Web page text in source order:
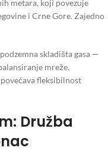
metara, koji povezuje
i Crne Gore. Zajedno
skladišta gasa —
mreže.
fleksibilnost
Družba